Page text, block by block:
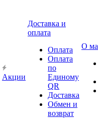
Акции
Доставка и
оплата
Оплата
Оплата
по
Единому
QR
Доставка
Обмен и
возврат
О